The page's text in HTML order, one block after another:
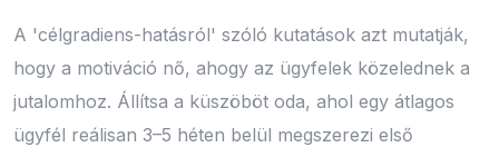
A 'célgradiens-hatásról' szóló kutatások azt mutatják,
hogy a motiváció nő, ahogy az ügyfelek közelednek a
jutalomhoz. Állítsa a küszöböt oda, ahol egy átlagos
ügyfél reálisan 3–5 héten belül megszerezi első